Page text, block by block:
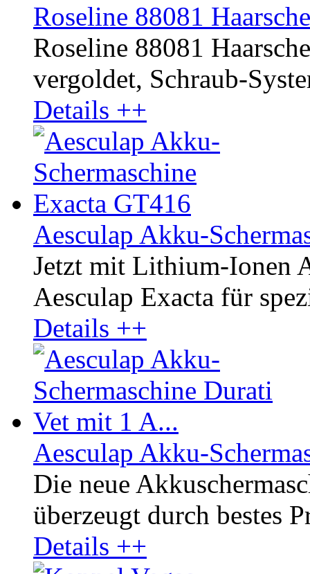
Roseline 88081
Roseline 88081
vergoldet, Schraub-
Details ++
Aesculap Akku-
Jetzt mit Lithium-Ionen
Aesculap Exacta für
Details ++
Aesculap Akku-
Die neue
überzeugt durch bestes
Details ++